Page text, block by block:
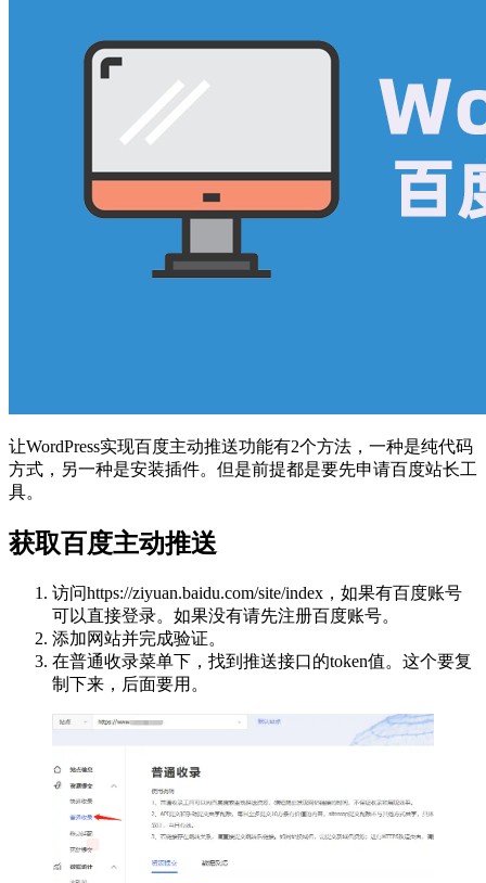
让WordPress实现百度主动推送功能有2个方法，一种是纯代码
方式，另一种是安装插件。但是前提都是要先申请百度站长工
具。
获取百度主动推送
访问https://ziyuan.baidu.com/site/index，如果有百度账号
可以直接登录。如果没有请先注册百度账号。
添加网站并完成验证。
在普通收录菜单下，找到推送接口的token值。这个要复
制下来，后面要用。